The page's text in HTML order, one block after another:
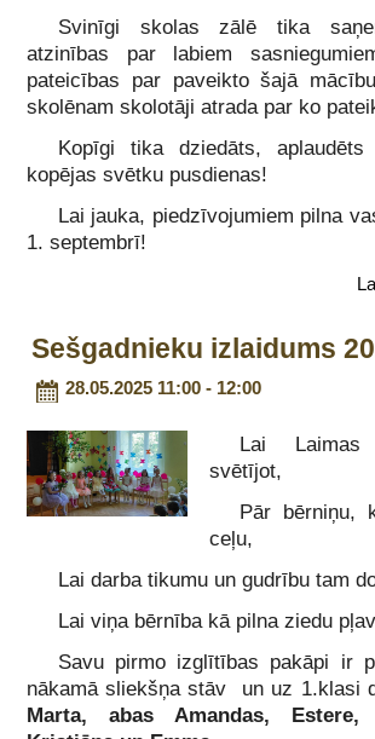
Svinīgi skolas zālē tika
atzinības par labiem
pateicības par paveikto šajā
skolēnam skolotāji atrada par ko
Kopīgi tika dziedāts, aplaudēts
kopējas svētku pusdienas!
Lai jauka, piedzīvojumiem pilna
1. septembrī!
Sešgadnieku izlaidums
28.05.2025 11:00 - 12:00
Lai
svētījot,
Pār bērniņu,
ceļu,
Lai darba tikumu un gudrību tam
Lai viņa bērnība kā pilna ziedu
Savu pirmo izglītības pakāpi ir
nākamā sliekšņa stāv un uz 1.klasi
Marta, abas Amandas,